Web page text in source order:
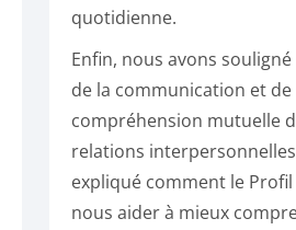
quotidienne.
Enfin, nous avons
de la communication et de
compréhension mutuelle
relations
expliqué comment le Profil
nous aider à mieux